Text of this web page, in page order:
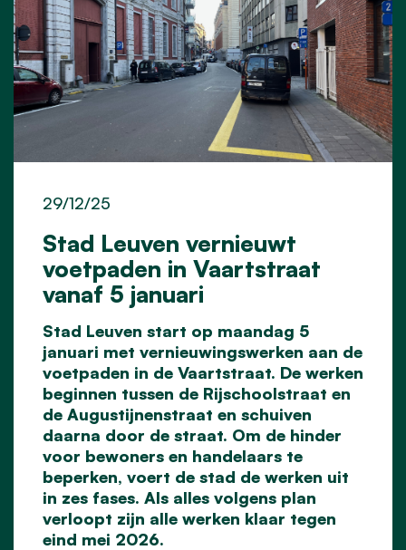
Stad Leuven vernieuwt
voetpaden in Vaartstraat
vanaf 5 januari
29/12/25
Stad Leuven start op maandag 5
januari met vernieuwingswerken aan de
voetpaden in de Vaartstraat. De werken
beginnen tussen de Rijschoolstraat en
de Augustijnenstraat en schuiven
daarna door de straat. Om de hinder
voor bewoners en handelaars te
beperken, voert de stad de werken uit
in zes fases. Als alles volgens plan
verloopt zijn alle werken klaar tegen
eind mei 2026.